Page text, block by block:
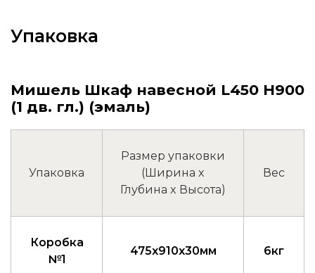
Упаковка
Мишель Шкаф навесной L450 Н900
(1 дв. гл.) (эмаль)
Упаковка
Размер упаковки
(Ширина x
Глубина x Высота)
Вес
Коробка
№1
475x910x30мм 6кг